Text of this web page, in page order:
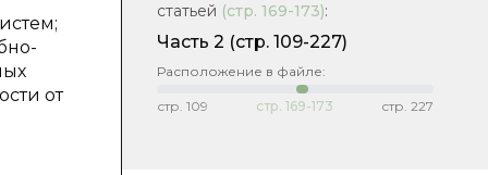
от
статьей (стр. 169-173):
Часть 2 (cтр. 109-227)
Расположение в файле:
стр. 109 стр. 169-173 стр. 227